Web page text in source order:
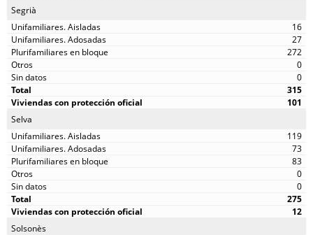
Segrià
16
27
272
0
0
315
101
Selva
119
73
83
0
0
275
12
Solsonès